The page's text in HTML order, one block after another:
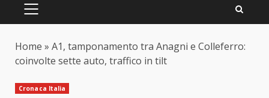
PRIMARY
Home » A1, tamponamento tra Anagni e Colleferro:
coinvolte sette auto, traffico in tilt
Cronaca Italia